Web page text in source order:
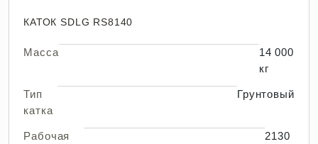
КАТОК SDLG RS8140
Масса
14 000
кг
Тип
катка
Грунтовый
Рабочая
2130